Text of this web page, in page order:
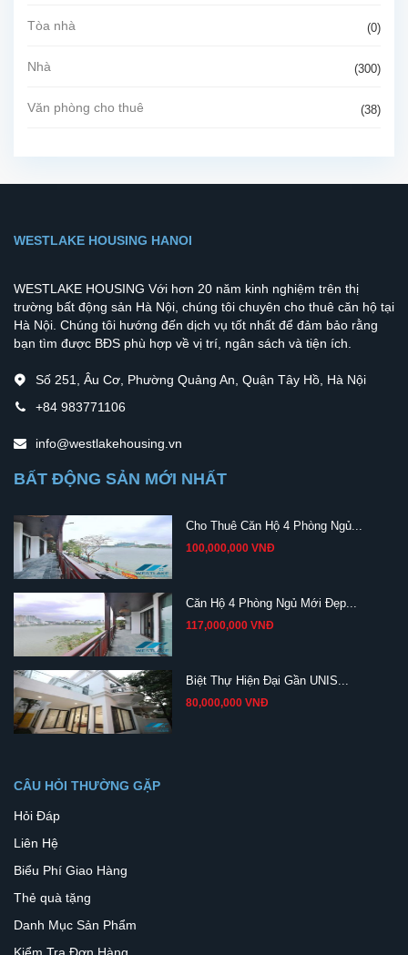
Tòa nhà (0)
Nhà (300)
Văn phòng cho thuê (38)
WESTLAKE HOUSING HANOI
WESTLAKE HOUSING Với hơn 20 năm kinh nghiệm trên thị
trường bất động sản Hà Nội, chúng tôi chuyên cho thuê căn hộ tại
Hà Nội. Chúng tôi hướng đến dịch vụ tốt nhất để đảm bảo rằng
bạn tìm được BĐS phù hợp về vị trí, ngân sách và tiện ích.
Số 251, Âu Cơ, Phường Quảng An, Quận Tây Hồ, Hà Nội
+84 983771106
info@westlakehousing.vn
BẤT ĐỘNG SẢN MỚI NHẤT
Cho Thuê Căn Hộ 4 Phòng Ngủ...
100,000,000 VNĐ
Căn Hộ 4 Phòng Ngủ Mới Đẹp...
117,000,000 VNĐ
Biệt Thự Hiện Đại Gần UNIS...
80,000,000 VNĐ
CÂU HỎI THƯỜNG GẶP
Hỏi Đáp
Liên Hệ
Biểu Phí Giao Hàng
Thẻ quà tặng
Danh Mục Sản Phẩm